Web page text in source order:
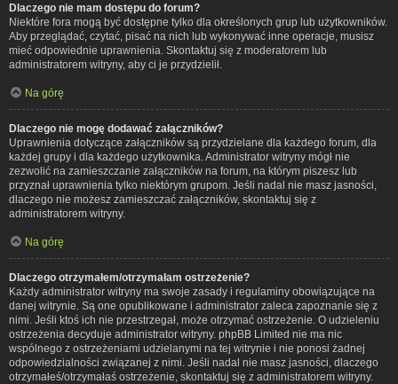
Dlaczego nie mam dostępu do forum?
Niektóre fora mogą być dostępne tylko dla określonych grup lub użytkowników.
Aby przeglądać, czytać, pisać na nich lub wykonywać inne operacje, musisz
mieć odpowiednie uprawnienia. Skontaktuj się z moderatorem lub
administratorem witryny, aby ci je przydzielił.
Na górę
Dlaczego nie mogę dodawać załączników?
Uprawnienia dotyczące załączników są przydzielane dla każdego forum, dla
każdej grupy i dla każdego użytkownika. Administrator witryny mógł nie
zezwolić na zamieszczanie załączników na forum, na którym piszesz lub
przyznał uprawnienia tylko niektórym grupom. Jeśli nadal nie masz jasności,
dlaczego nie możesz zamieszczać załączników, skontaktuj się z
administratorem witryny.
Na górę
Dlaczego otrzymałem/otrzymałam ostrzeżenie?
Każdy administrator witryny ma swoje zasady i regulaminy obowiązujące na
danej witrynie. Są one opublikowane i administrator zaleca zapoznanie się z
nimi. Jeśli ktoś ich nie przestrzegał, może otrzymać ostrzeżenie. O udzieleniu
ostrzeżenia decyduje administrator witryny. phpBB Limited nie ma nic
wspólnego z ostrzeżeniami udzielanymi na tej witrynie i nie ponosi żadnej
odpowiedzialności związanej z nimi. Jeśli nadal nie masz jasności, dlaczego
otrzymałeś/otrzymałaś ostrzeżenie, skontaktuj się z administratorem witryny.